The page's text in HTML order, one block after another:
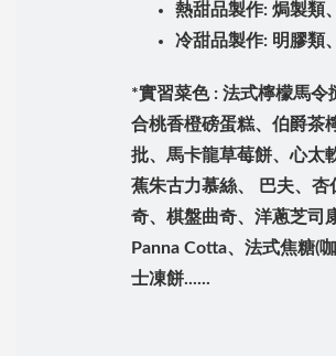
熱甜品製作: 焗製類
冷甜品製作: 明膠類
*實習菜色 : 法式檸檬馬令
合桃香橙磅蛋糕、伯爵茶
批、馬卡龍草莓餅、心太
蕉朱古力慕絲、 巴夫、杏
奇、棋盤曲奇、洋蔥芝司
Panna Cotta、法式焦糖(
士凍餅......